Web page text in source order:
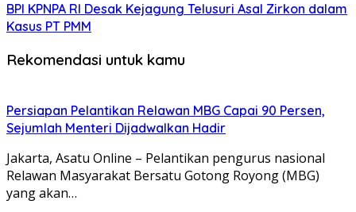
BPI KPNPA RI Desak Kejagung Telusuri Asal Zirkon dalam
Kasus PT PMM
Rekomendasi untuk kamu
Persiapan Pelantikan Relawan MBG Capai 90 Persen,
Sejumlah Menteri Dijadwalkan Hadir
Jakarta, Asatu Online – Pelantikan pengurus nasional
Relawan Masyarakat Bersatu Gotong Royong (MBG)
yang akan…